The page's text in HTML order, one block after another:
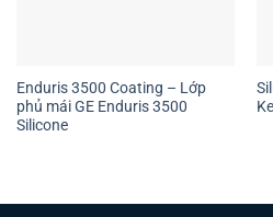
Enduris 3500 Coating – Lớp
phủ mái GE Enduris 3500
Silicone